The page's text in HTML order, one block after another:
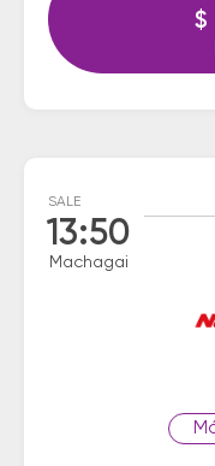
$
SALE
13:50
Machagai